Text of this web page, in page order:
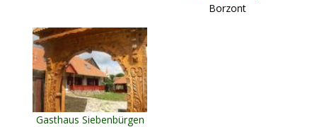
Borzont
Gasthaus Siebenbürgen